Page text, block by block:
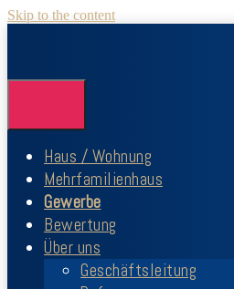
Skip to the content
Haus / Wohnung
Mehrfamilienhaus
Gewerbe
Bewertung
Über uns
Geschäftsleitung